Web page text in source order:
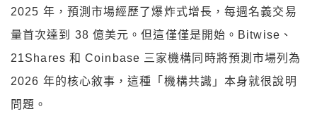
2025 年，預測市場經歷了爆炸式增長，每週名義交易
量首次達到 38 億美元。但這僅僅是開始。Bitwise、
21Shares 和 Coinbase 三家機構同時將預測市場列為
2026 年的核心敘事，這種「機構共識」本身就很說明
問題。